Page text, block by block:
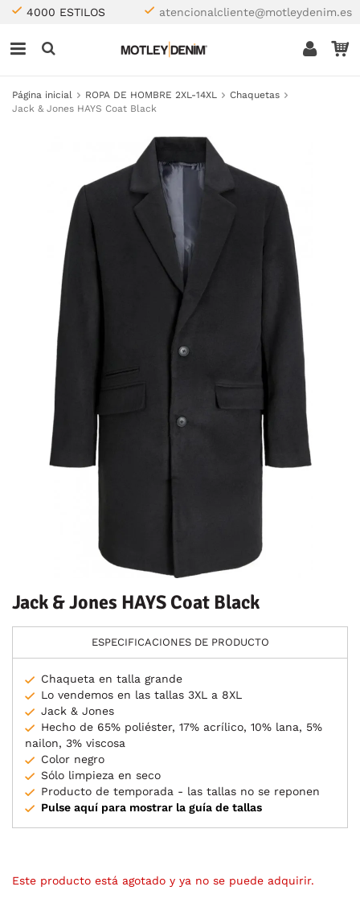
4000 ESTILOS atencionalcliente@motleydenim.es
Página inicial ROPA DE HOMBRE 2XL-14XL
Chaquetas
Jack & Jones HAYS Coat Black
Jack & Jones HAYS Coat Black
ESPECIFICACIONES DE PRODUCTO
Chaqueta en talla grande
Lo vendemos en las tallas 3XL a 8XL
Jack & Jones
Hecho de 65% poliéster, 17% acrílico, 10% lana, 5%
nailon, 3% viscosa
Color negro
Sólo limpieza en seco
Producto de temporada - las tallas no se reponen
Pulse aquí para mostrar la guía de tallas
Este producto está agotado y ya no se puede adquirir.